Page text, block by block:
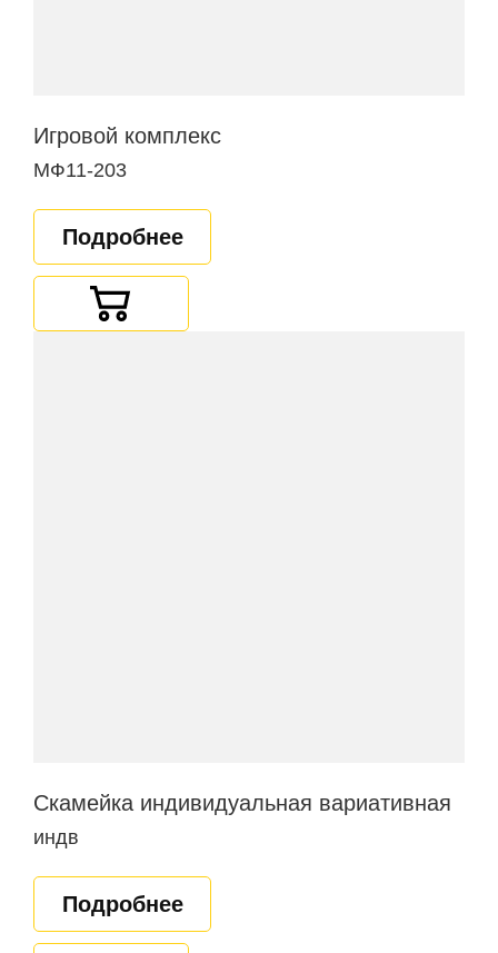
Игровой комплекс
МФ11-203
Подробнее
Скамейка индивидуальная вариативная
индв
Подробнее